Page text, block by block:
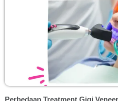
Perbedaan Treatment Gigi